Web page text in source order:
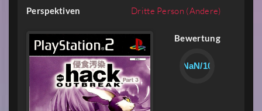
Perspektiven Dritte Person (Andere)
Bewertung
NaN/10